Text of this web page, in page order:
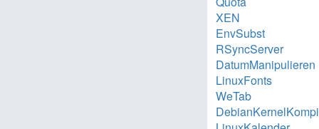
XEN
EnvSubst
RSyncServer
DatumManipulieren
LinuxFonts
WeTab